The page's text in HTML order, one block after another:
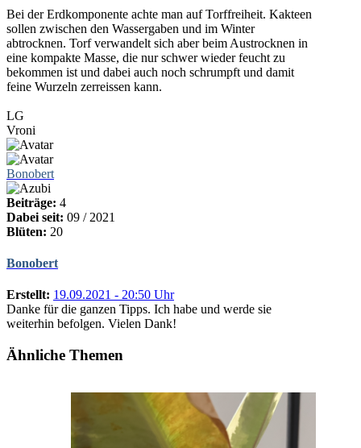
Bei der Erdkomponente achte man auf Torffreiheit. Kakteen
sollen zwischen den Wassergaben und im Winter
abtrocknen. Torf verwandelt sich aber beim Austrocknen in
eine kompakte Masse, die nur schwer wieder feucht zu
bekommen ist und dabei auch noch schrumpft und damit
feine Wurzeln zerreissen kann.
LG
Vroni
Bonobert
Beiträge: 4
Dabei seit: 09 / 2021
Blüten: 20
Bonobert
Erstellt: 19.09.2021 - 20:50 Uhr
Danke für die ganzen Tipps. Ich habe und werde sie
weiterhin befolgen. Vielen Dank!
Ähnliche Themen